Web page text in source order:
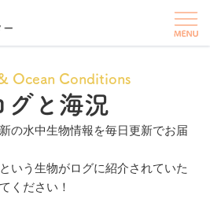
Ocean Conditions
グと海況
の水中生物情報を毎日更新でお届
いう生物がログに紹介されていた
ください！